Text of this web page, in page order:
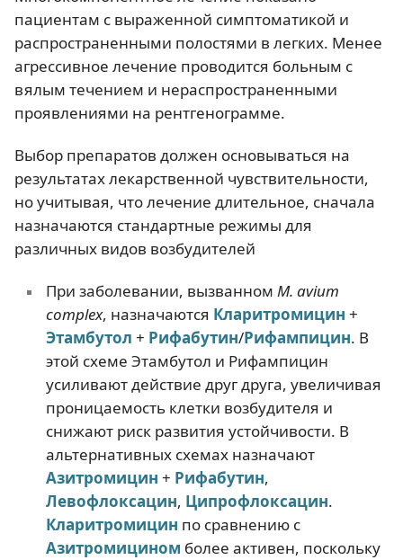
пациентам с выраженной симптоматикой и
распространенными полостями в легких. Менее
агрессивное лечение проводится больным с
вялым течением и нераспространенными
проявлениями на рентгенограмме.
Выбор препаратов должен основываться на
результатах лекарственной чувствительности,
но учитывая, что лечение длительное, сначала
назначаются стандартные режимы для
различных видов возбудителей
При заболевании, вызванном M. avium
complex, назначаются Кларитромицин +
Этамбутол + Рифабутин/Рифампицин. В
этой схеме Этамбутол и Рифампицин
усиливают действие друг друга, увеличивая
проницаемость клетки возбудителя и
снижают риск развития устойчивости. В
альтернативных схемах назначают
Азитромицин + Рифабутин,
Левофлоксацин, Ципрофлоксацин.
Кларитромицин по сравнению с
Азитромицином более активен, поскольку